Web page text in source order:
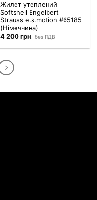
Жилет утеплений
Softshell Engelbert
Strauss e.s.motion #65185
(Німеччина)
4 200грн. без ПДВ